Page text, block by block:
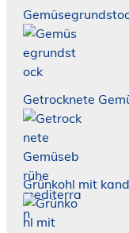
Getrocknete
Grünkohl mit